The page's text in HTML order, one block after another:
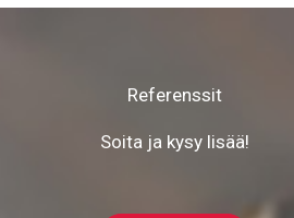
Referenssit
Soita ja kysy lisää!